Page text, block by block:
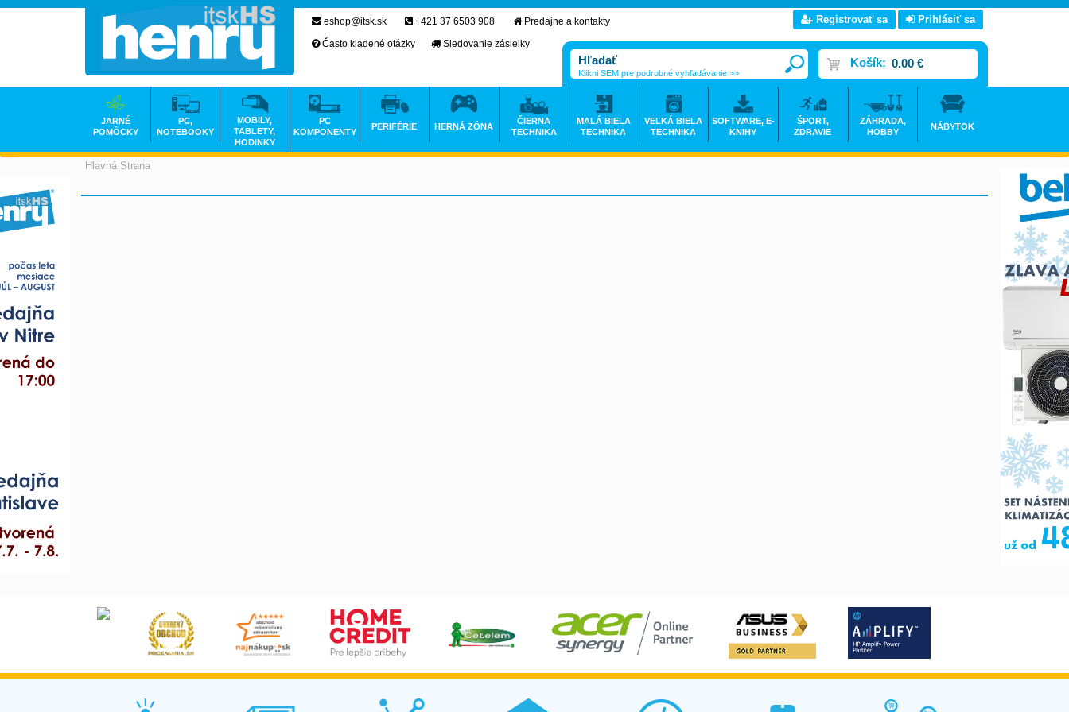
Hlavná Strana
eshop@itsk.sk +421 37 6503 908
Predajne a kontakty
Často kladené otázky
Sledovanie zásielky
Registrovať sa Prihlásiť sa
Košík: 0.00 €
Klikni SEM pre podrobné vyhľadávanie >>
JARNÉ
POMÔCKY
PC,
NOTEBOOKY
MOBILY,
TABLETY,
HODINKY
PC
KOMPONENTY
PERIFÉRIE HERNÁ ZÓNA
ČIERNA
TECHNIKA
MALÁ BIELA
TECHNIKA
VEĽKÁ BIELA
TECHNIKA
SOFTWARE, E-
KNIHY
ŠPORT,
ZDRAVIE
ZÁHRADA,
HOBBY
NÁBYTOK